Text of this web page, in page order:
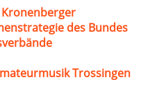
des Bundes
Trossingen